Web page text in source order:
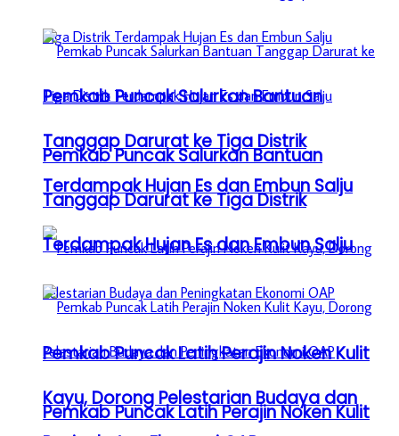
Pemkab Puncak Salurkan Bantuan
Tanggap Darurat ke Tiga Distrik
Terdampak Hujan Es dan Embun Salju
Pemkab Puncak Latih Perajin Noken Kulit
Kayu, Dorong Pelestarian Budaya dan
Pemkab Puncak Salurkan Bantuan
Tanggap Darurat ke Tiga Distrik
Terdampak Hujan Es dan Embun Salju
Pemkab Puncak Latih Perajin Noken Kulit